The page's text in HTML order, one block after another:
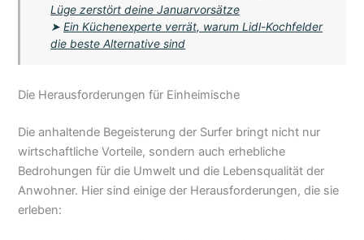
Lüge zerstört deine Januarvorsätze
➤Ein Küchenexperte verrät, warum Lidl-Kochfelder
die beste Alternative sind
Die Herausforderungen für Einheimische
Die anhaltende Begeisterung der Surfer bringt nicht nur
wirtschaftliche Vorteile, sondern auch erhebliche
Bedrohungen für die Umwelt und die Lebensqualität der
Anwohner. Hier sind einige der Herausforderungen, die sie
erleben: